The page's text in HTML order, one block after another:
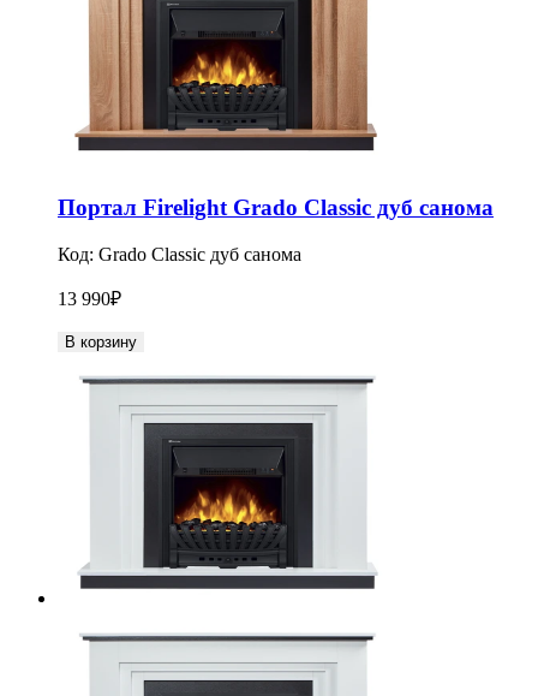
Портал Firelight Grado Classic дуб санома
Код: Grado Classic дуб санома
13 990₽
В корзину